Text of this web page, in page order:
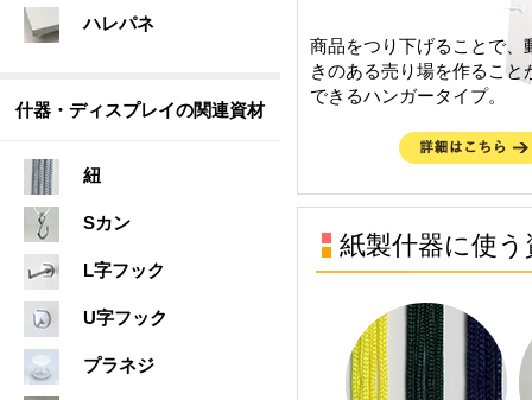
ハレパネ
什器・ディスプレイの関連資材
紐
Sカン
L字フック
U字フック
プラネジ
商品をつり下げることで、
きのある売り場を作ること
できるハンガータイプ。
紙製什器に使う